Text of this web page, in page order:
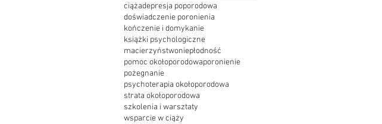
ciążadepresja poporodowa
doświadczenie poronienia
kończenie i domykanie
książki psychologiczne
macierzyństwoniepłodność
pomoc okołoporodowaporonienie
pożegnanie
psychoterapia okołoporodowa
strata okołoporodowa
szkolenia i warsztaty
wsparcie w ciąży